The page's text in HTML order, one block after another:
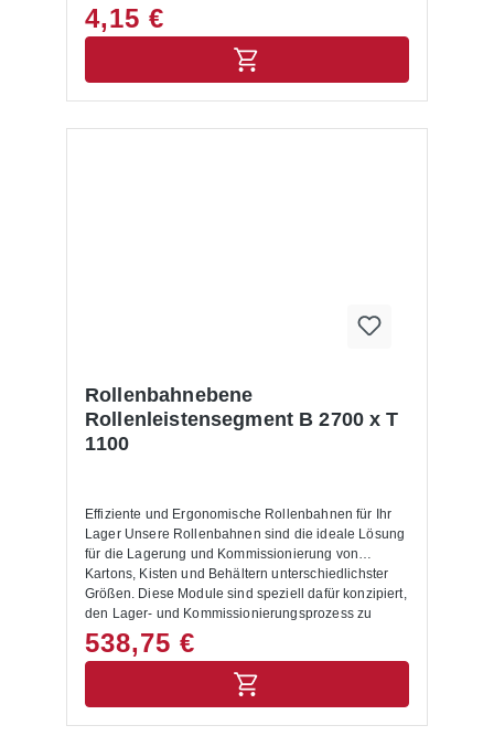
105 mm (hier bitte Artikel 11-057-001866
verwenden)
4,15 €
Rollenbahnebene
Rollenleistensegment B 2700 x T
1100
Effiziente und Ergonomische Rollenbahnen für Ihr
Lager Unsere Rollenbahnen sind die ideale Lösung
für die Lagerung und Kommissionierung von
Kartons, Kisten und Behältern unterschiedlichster
Größen. Diese Module sind speziell dafür konzipiert,
den Lager- und Kommissionierungsprozess zu
optimieren und zu vereinfachen. Produktvorteile:
Effiziente Bestückung und Entnahme: Die Regale
werden auf einer Seite mit Kartons, Kästen oder
Behältern bestückt. Dank der Polykarbonat-Röllchen
538,75 €